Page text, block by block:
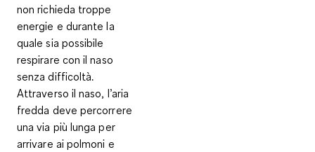
non richieda troppe
energie e durante la
quale sia possibile
respirare con il naso
senza difficoltà.
Attraverso il naso, l’aria
fredda deve percorrere
una via più lunga per
arrivare ai polmoni e